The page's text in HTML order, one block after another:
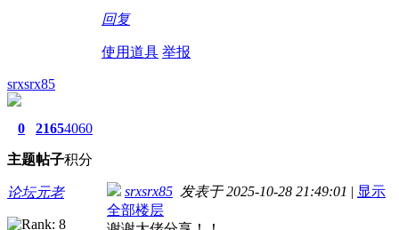
回复
使用道具 举报
srxsrx85
0
主题
2165
帖子
4060
积分
论坛元老 srxsrx85 发表于 2025-10-28 21:49:01 | 显示
全部楼层